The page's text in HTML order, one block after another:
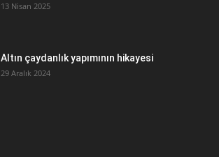
13 Nisan 2025
Altın çaydanlık yapımının hikayesi
29 Aralık 2024